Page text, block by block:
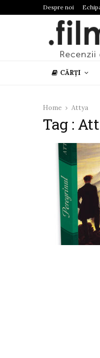
Despre noi
CĂRȚI
Home Attya
Tag :